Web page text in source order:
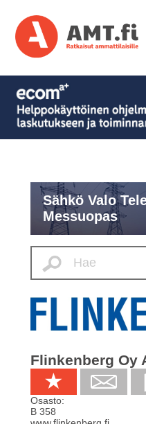
Sähkö Valo
Messuopas
Flinkenberg Oy
Osasto:
B 358